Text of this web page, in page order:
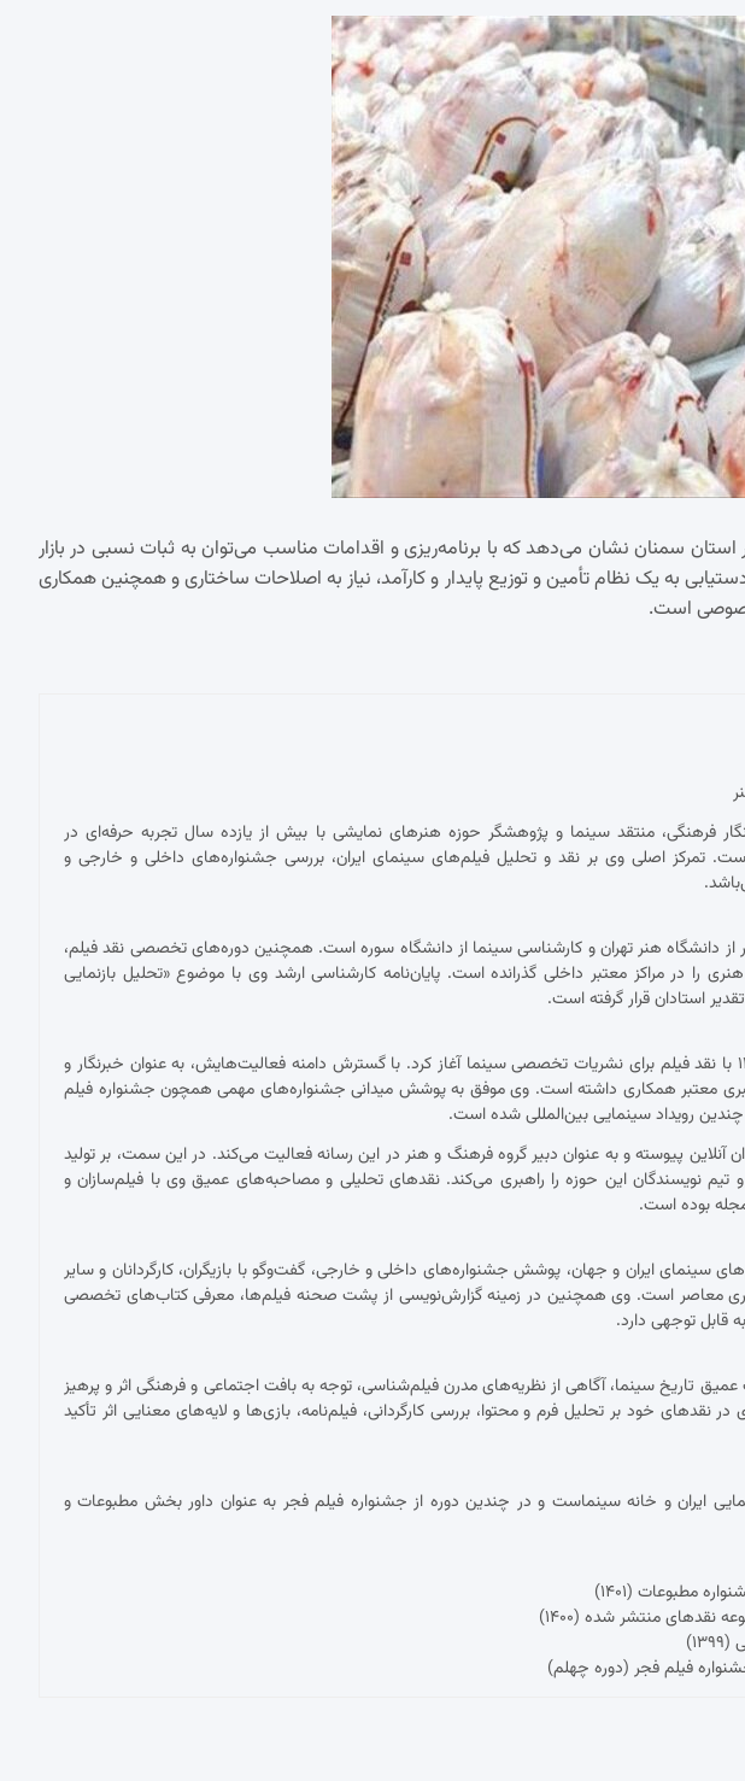
سمنان نشان می‌دهد که با برنامه‌ریزی و اقدامات مناسب می‌توان به ثبات نسبی در بازار
به یک نظام تأمین و توزیع پایدار و کارآمد، نیاز به اصلاحات ساختاری و همچنین همکاری
است.
فرهنگی، منتقد سینما و پژوهشگر حوزه هنرهای نمایشی با بیش از یازده سال تجربه حرفه‌ای در
تمرکز اصلی وی بر نقد و تحلیل فیلم‌های سینمای ایران، بررسی جشنواره‌های داخلی و خارجی و
دانشگاه هنر تهران و کارشناسی سینما از دانشگاه سوره است. همچنین دوره‌های تخصصی نقد فیلم،
را در مراکز معتبر داخلی گذرانده است. پایان‌نامه کارشناسی ارشد وی با موضوع «تحلیل بازنمایی
استادان قرار گرفته است.
صباحی فعالیت حرفه‌ای خود را از سال ۱۳۹۲ با نقد فیلم برای نشریات تخصصی سینما آغاز کرد. با گسترش دامنه فعالیت‌هایش، به عنوان خبرنگار و
خبری معتبر همکاری داشته است. وی موفق به پوشش میدانی جشنواره‌های مهمی همچون جشنواره فیلم
چندین رویداد سینمایی بین‌المللی شده است.
جوان آنلاین پیوسته و به عنوان دبیر گروه فرهنگ و هنر در این رسانه فعالیت می‌کند. در این سمت، بر تولید
نویسندگان این حوزه را راهبری می‌کند. نقدهای تحلیلی و مصاحبه‌های عمیق وی با فیلم‌سازان و
بوده است.
ایران و جهان، پوشش جشنواره‌های داخلی و خارجی، گفت‌وگو با بازیگران، کارگردانان و سایر
معاصر است. وی همچنین در زمینه گزارش‌نویسی از پشت صحنه فیلم‌ها، معرفی کتاب‌های تخصصی
قابل توجهی دارد.
تاریخ سینما، آگاهی از نظریه‌های مدرن فیلم‌شناسی، توجه به بافت اجتماعی و فرهنگی اثر و پرهیز
خود بر تحلیل فرم و محتوا، بررسی کارگردانی، فیلم‌نامه، بازی‌ها و لایه‌های معنایی اثر تأکید
ایران و خانه سینماست و در چندین دوره از جشنواره فیلم فجر به عنوان داور بخش مطبوعات و
مطبوعات (۱۴۰۱)
نقدهای منتشر شده (۱۴۰۰)
فیلم فجر (دوره چهلم)